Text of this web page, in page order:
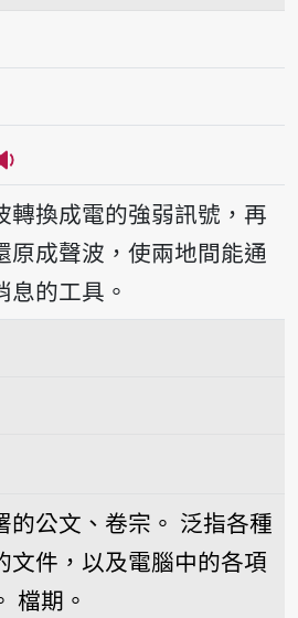
播放音讀tiān-uē
轉換成電的強弱訊號，再
原成聲波，使兩地間能通
息的工具。
的公文、卷宗。 泛指各種
文件，以及電腦中的各項
檔期。